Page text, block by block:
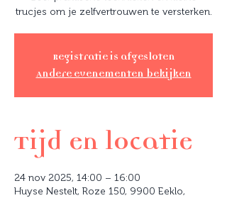
trucjes om je zelfvertrouwen te versterken.
Registratie is afgesloten
Andere evenementen bekijken
Tijd en locatie
24 nov 2025, 14:00 – 16:00
Huyse Nestelt, Roze 150, 9900 Eeklo,